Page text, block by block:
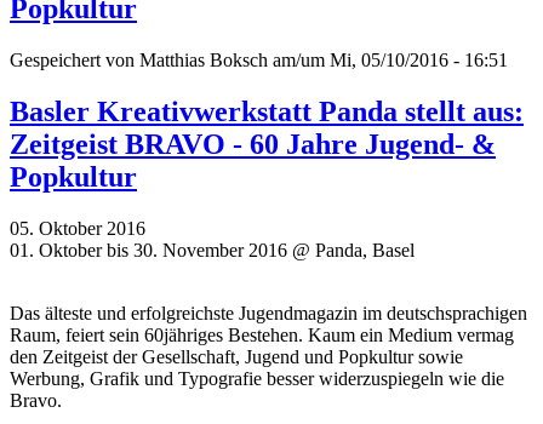
Popkultur
Gespeichert von Matthias Boksch am/um Mi, 05/10/2016 - 16:51
Basler Kreativwerkstatt Panda stellt aus:
Zeitgeist BRAVO - 60 Jahre Jugend- &
Popkultur
05. Oktober 2016
01. Oktober bis 30. November 2016 @ Panda, Basel
Das älteste und erfolgreichste Jugendmagazin im deutschsprachigen
Raum, feiert sein 60jähriges Bestehen. Kaum ein Medium vermag
den Zeitgeist der Gesellschaft, Jugend und Popkultur sowie
Werbung, Grafik und Typografie besser widerzuspiegeln wie die
Bravo.